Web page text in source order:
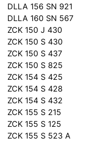
DLLA 156 SN 921
DLLA 160 SN 567
ZCK 150 J 430
ZCK 150 S 430
ZCK 150 S 437
ZCK 150 S 825
ZCK 154 S 425
ZCK 154 S 428
ZCK 154 S 432
ZCK 155 S 215
ZCK 155 S 125
ZCK 155 S 523 A